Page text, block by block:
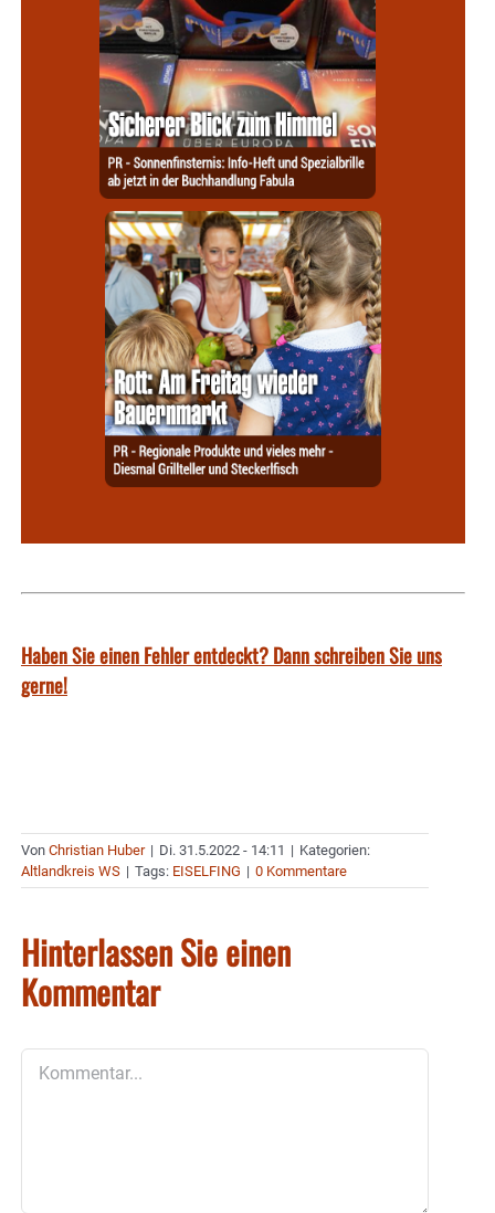
Haben Sie einen Fehler entdeckt? Dann schreiben Sie uns
gerne!
Von Christian Huber | Di. 31.5.2022 - 14:11 | Kategorien:
Altlandkreis WS | Tags: EISELFING | 0 Kommentare
Hinterlassen Sie einen
Kommentar